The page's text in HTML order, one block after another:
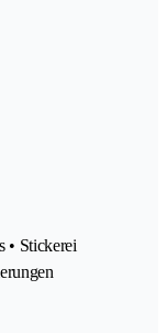
• Stickerei